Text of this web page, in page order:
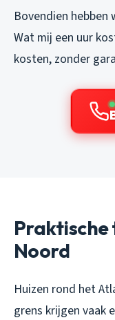
Bovendien
Wat mij een uur
kosten, zonder
Praktische
Noord
Huizen rond het
grens krijgen vaak